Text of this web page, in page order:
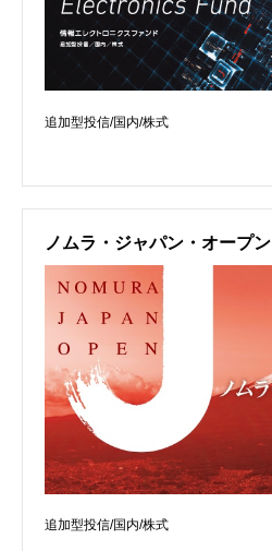
追加型投信/国内/株式
ノムラ・ジャパン・オープン
追加型投信/国内/株式